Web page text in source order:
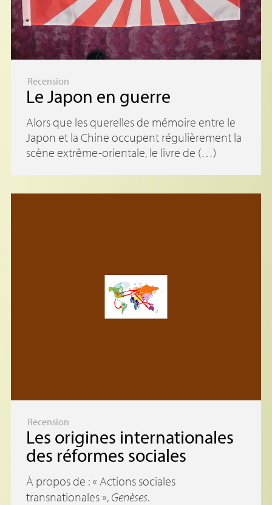
Recension
Le Japon en guerre
Alors que les querelles de mémoire entre le
Japon et la Chine occupent régulièrement la
scène extrême-orientale, le livre de (…)
Recension
Les origines internationales
des réformes sociales
À propos de : « Actions sociales
transnationales», Genèses.